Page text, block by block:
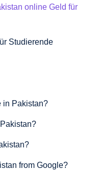
online Geld für
Studierende
in Pakistan?
from Google?